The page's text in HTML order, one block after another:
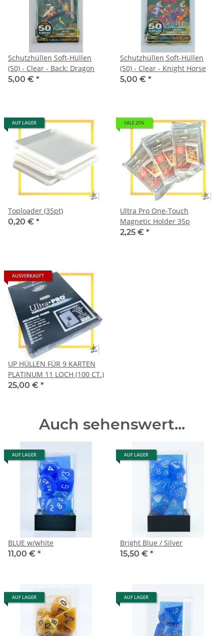
Schutzhüllen Soft-Hüllen
(50) - Clear - Back: Dragon
5,00 € *
Schutzhüllen Soft-Hüllen
(50) - Clear - Knight Horse
5,00 € *
AUF LAGER
Toploader (35pt)
0,20 € *
SALE 25%
Ultra Pro One-Touch
Magnetic Holder 35p
2,25 € *
AUSVERKAUFT
UP HÜLLEN FÜR 9 KARTEN
PLATINUM 11 LOCH (100 CT.)
25,00 € *
Auch sehenswert...
AUF LAGER
BLUE w/white
11,00 € *
AUF LAGER
Bright Blue / Silver
15,50 € *
AUF LAGER AUF LAGER